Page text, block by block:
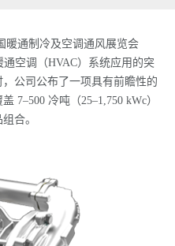
暖通制冷及空调通风展览会
通空调（HVAC）系统应用的突
公司公布了一项具有前瞻性的
7–500 冷吨（25–1,750 kWc）
合。